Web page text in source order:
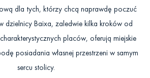
dla tych, którzy chcą naprawdę poczuć
dzielnicy Baixa, zaledwie kilka kroków od
placów, oferują miejskie
posiadania własnej przestrzeni w samym
sercu stolicy.